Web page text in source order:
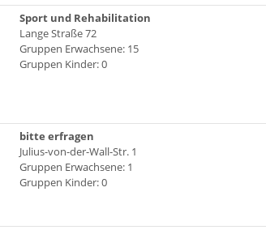
Sport und Rehabilitation
Lange Straße 72
Gruppen Erwachsene: 15
Gruppen Kinder: 0
bitte erfragen
Julius-von-der-Wall-Str. 1
Gruppen Erwachsene: 1
Gruppen Kinder: 0